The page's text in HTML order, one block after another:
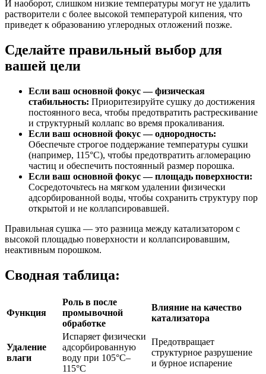
И наоборот, слишком низкие температуры могут не удалить
растворители с более высокой температурой кипения, что
приведет к образованию углеродных отложений позже.
Сделайте правильный выбор для
вашей цели
Если ваш основной фокус — физическая
стабильность: Приоритезируйте сушку до достижения
постоянного веса, чтобы предотвратить растрескивание
и структурный коллапс во время прокаливания.
Если ваш основной фокус — однородность:
Обеспечьте строгое поддержание температуры сушки
(например, 115°C), чтобы предотвратить агломерацию
частиц и обеспечить постоянный размер порошка.
Если ваш основной фокус — площадь поверхности:
Сосредоточьтесь на мягком удалении физически
адсорбированной воды, чтобы сохранить структуру пор
открытой и не коллапсировавшей.
Правильная сушка — это разница между катализатором с
высокой площадью поверхности и коллапсировавшим,
неактивным порошком.
Сводная таблица:
Функция
Роль в после
промывочной
обработке
Влияние на качество
катализатора
Удаление
влаги
Испаряет физически
адсорбированную
воду при 105°C–
115°C
Предотвращает
структурное разрушение
и бурное испарение